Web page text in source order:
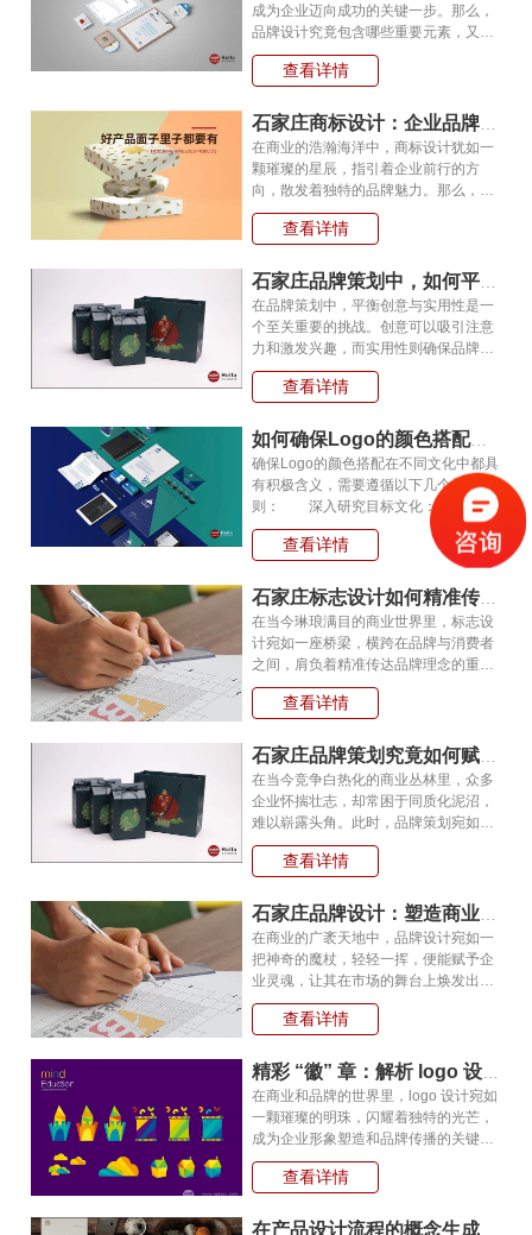
成为企业迈向成功的关键一步。那么，
品牌设计究竟包含哪些重要元素，又该
如何进行有效的品牌设计呢? 品牌
设计首先要有明确的定位。企业需要清
标受众是谁。例如，一家主打高端时尚
服饰的品牌，其…
查看详情
在商业的浩瀚海洋中，商标设计犹如一
颗璀璨的星辰，指引着企业前行的方
向，散发着独特的品牌魅力。那么，商
标设计究竟有着怎样的奥秘与关键要点
呢? 商标设计首先要注重简洁性与
瞬间抓住消费者的目光，并深深印刻在
他们的脑海中。例…
查看详情
在品牌策划中，平衡创意与实用性是一
个至关重要的挑战。创意可以吸引注意
力和激发兴趣，而实用性则确保品牌策
略能够落地并产生实际效果。以下是一
些策略，可以帮助在品牌策划中实现创
众： 在策划之初，明确品牌的目标
和目标受众。这…
查看详情
如何确保Logo的颜色搭配在不同文化中都具有积极含义?
确保Logo的颜色搭配在不同文化中都具
有积极含义，需要遵循以下几个原
则： 深入研究目标文化：在设计
Logo之前，必须充分了解目标市场的文
化背景。不同的文化对于颜色、形状、
图案等元素有着不同的理解和情感联
结。例如，红色在中国代表幸运和喜
庆，但在西方一些文化中却…
查看详情
石家庄标志设计如何精准传达品牌理念?
在当今琳琅满目的商业世界里，标志设
计宛如一座桥梁，横跨在品牌与消费者
之间，肩负着精准传达品牌理念的重
任。可究竟怎样的设计魔法，能让标志
完美诠释品牌的内在精髓呢? 深入
怀揣着独特的 “灵魂”，或彰显创新无
畏，或秉持匠心…
查看详情
在当今竞争白热化的商业丛林里，众多
企业怀揣壮志，却常困于同质化泥沼，
难以崭露头角。此时，品牌策划宛如一
把利刃，划破混沌，为企业辟出独属的
康庄大道，助力其扶摇直上、一飞冲
“魔法”，赋能企业腾飞的呢? 品牌策
划首重精准定…
查看详情
在商业的广袤天地中，品牌设计宛如一
把神奇的魔杖，轻轻一挥，便能赋予企
业灵魂，让其在市场的舞台上焕发出耀
眼光芒。品牌设计远不止是简单的视觉
呈现，它是一个综合性的战略工程，涵
全过程。 品牌设计的第一步是挖掘
品牌核心价值。…
查看详情
在商业和品牌的世界里，logo 设计宛如
一颗璀璨的明珠，闪耀着独特的光芒，
成为企业形象塑造和品牌传播的关键力
量。 logo 设计绝非简单的图形拼
凑，它是一种艺术与策略的精妙融合。
的含义和精心的构思。以苹果公司的
查看详情